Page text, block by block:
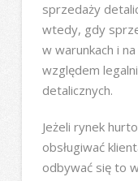
sprzedaży
wtedy, gdy
w warunkach i
względem
detalicznych.
Jeżeli rynek
obsługiwać
odbywać się to